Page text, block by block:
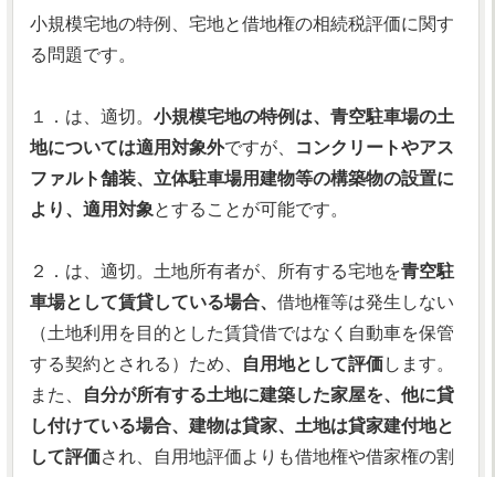
小規模宅地の特例、宅地と借地権の相続税評価に関す
る問題です。
１．は、適切。 小規模宅地の特例は、青空駐車場の土
地については適用対象外ですが、
コンクリートやアス
ファルト舗装、立体駐車場用建物等の構築物の設置に
より、適用対象とすることが可能です。
２．は、適切。土地所有者が、所有する宅地を青空駐
車場として賃貸している場合、 借地権等は発生しない
（土地利用を目的とした賃貸借ではなく自動車を保管
する契約とされる）ため、
自用地として評価します。
また、
自分が所有する土地に建築した家屋を、他に貸
し付けている場合、建物は貸家、土地は貸家建付地と
して評価され、自用地評価よりも借地権や借家権の割